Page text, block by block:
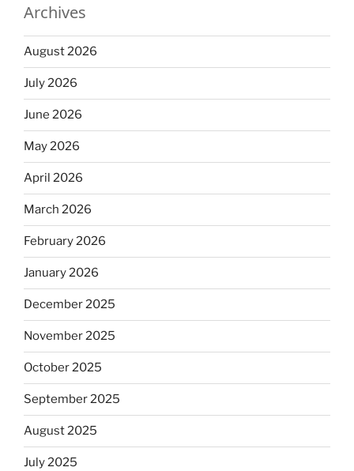
Archives
August 2026
July 2026
June 2026
May 2026
April 2026
March 2026
February 2026
January 2026
December 2025
November 2025
October 2025
September 2025
August 2025
July 2025